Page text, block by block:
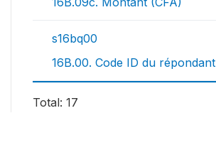
s16bq00
16B.00. Code ID du répondant
Total: 17